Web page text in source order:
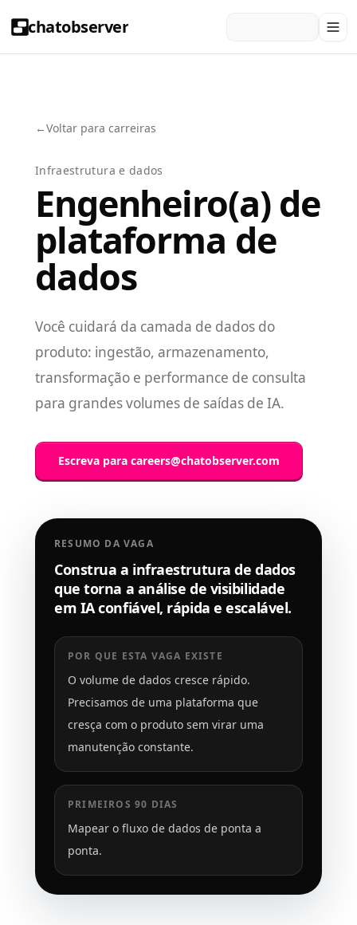
chatobserver
←Voltar para carreiras
Infraestrutura e dados
Engenheiro(a) de
plataforma de
dados
Você cuidará da camada de dados do
produto: ingestão, armazenamento,
transformação e performance de consulta
para grandes volumes de saídas de IA.
Escreva para careers@chatobserver.com
RESUMO DA VAGA
Construa a infraestrutura de dados
que torna a análise de visibilidade
em IA confiável, rápida e escalável.
POR QUE ESTA VAGA EXISTE
O volume de dados cresce rápido.
Precisamos de uma plataforma que
cresça com o produto sem virar uma
manutenção constante.
PRIMEIROS 90 DIAS
Mapear o fluxo de dados de ponta a
ponta.